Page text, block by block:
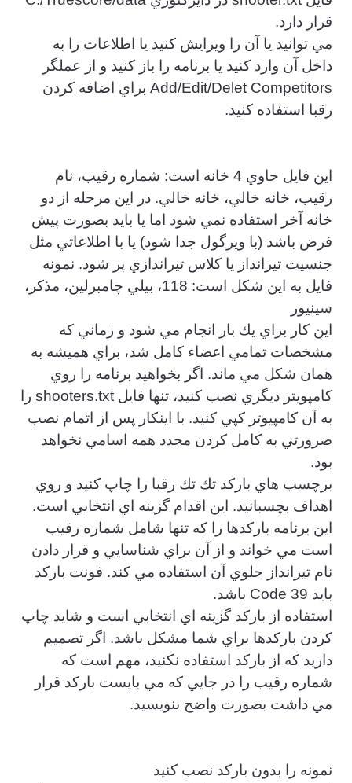
قرار دارد.
مي توانيد يا آن را ويرايش كنيد يا اطلاعات را به
داخل آن وارد كنيد يا برنامه را باز كنيد و از عملگر
Add/Edit/Delet Competitors براي اضافه كردن
رقبا استفاده كنيد.
اين فايل حاوي 4 خانه است: شماره رقيب، نام
رقيب، خانه خالي، خانه خالي. در اين مرحله از دو
خانه آخر استفاده نمي شود اما يا بايد بصورت پيش
فرض باشد (با ويرگول جدا شود) يا با اطلاعاتي مثل
جنسيت تيرانداز يا كلاس تيراندازي پر شود. نمونه
فايل به اين شكل است: 118، بيلي چامبرلين، مذكر،
سينيور
اين كار براي يك بار انجام مي شود و زماني كه
مشخصات تمامي اعضاء كامل شد، براي هميشه به
همان شكل مي ماند. اگر بخواهيد برنامه را روي
كامپويتر ديگري نصب كنيد، تنها فايل shooters.txt را
به آن كامپيوتر كپي كنيد. با اينكار پس از اتمام نصب
ضرورتي به كامل كردن مجدد همه اسامي نخواهد
بود.
برچسب هاي باركد تك تك رقبا را چاپ كنيد و روي
اهداف بچسبانيد. اين اقدام گزينه اي انتخابي است.
اين برنامه باركدها را كه تنها شامل شماره رقيب
است مي خواند و از آن براي شناسايي و قرار دادن
نام تيرانداز جلوي آن استفاده مي كند. فونت باركد
بايد Code 39 باشد.
استفاده از باركد گزينه اي انتخابي است و شايد چاپ
كردن باركدها براي شما مشكل باشد. اگر تصميم
داريد كه از باركد استفاده نكنيد، مهم است كه
شماره رقيب را در جايي كه مي بايست باركد قرار
مي داشت بصورت واضح بنويسيد.
نمونه را بدون باركد نصب كنيد